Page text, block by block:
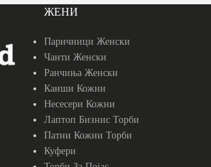
ЖЕНИ
Паричници Женски
Чанти Женски
Ранчиња Женски
Каиши Кожни
Несесери Кожни
Лаптоп Бизнис Торби
Патни Кожни Торби
Куфери